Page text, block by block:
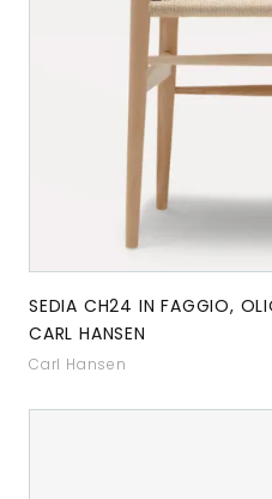
SEDIA CH24 IN FAGGIO,
CARL HANSEN
Carl Hansen